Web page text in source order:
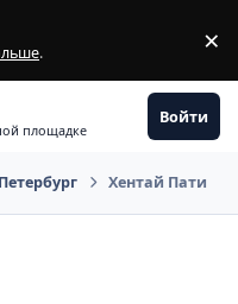
. ×
площадке
Войти
Хентай Пати